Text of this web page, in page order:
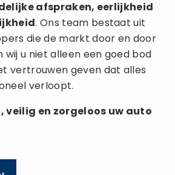
afspraken, eerlijkheid
. Ons team bestaat uit
die de markt door en door
wij u niet alleen een goed bod
vertrouwen geven dat alles
verloopt.
veilig en zorgeloos uw auto